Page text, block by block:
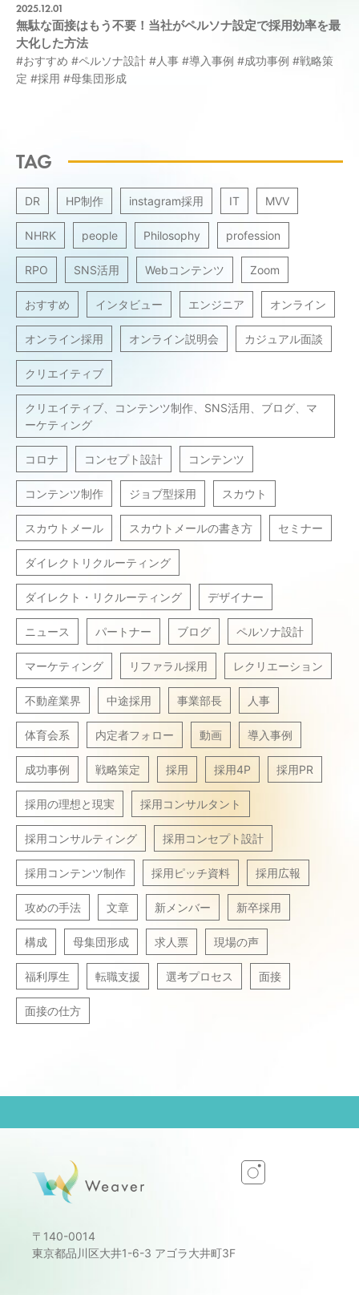
2025.12.01
無駄な面接はもう不要！当社がペルソナ設定で採用効率を最
大化した方法
#おすすめ #ペルソナ設計 #人事 #導入事例 #成功事例 #戦略策
定 #採用 #母集団形成
TAG
DR HP制作 instagram採用 IT MVV
NHRK people Philosophy profession
RPO SNS活用 Webコンテンツ Zoom
おすすめ インタビュー エンジニア オンライン
オンライン採用 オンライン説明会 カジュアル面談
クリエイティブ
クリエイティブ、コンテンツ制作、SNS活用、ブログ、マ
ーケティング
コロナ コンセプト設計 コンテンツ
コンテンツ制作 ジョブ型採用 スカウト
スカウトメール スカウトメールの書き方 セミナー
ダイレクトリクルーティング
ダイレクト・リクルーティング デザイナー
ニュース パートナー ブログ ペルソナ設計
マーケティング リファラル採用 レクリエーション
不動産業界 中途採用 事業部長 人事
体育会系 内定者フォロー 動画 導入事例
成功事例 戦略策定 採用 採用4P 採用PR
採用の理想と現実 採用コンサルタント
採用コンサルティング 採用コンセプト設計
採用コンテンツ制作 採用ピッチ資料 採用広報
攻めの手法 文章 新メンバー 新卒採用
構成 母集団形成 求人票 現場の声
福利厚生 転職支援 選考プロセス 面接
面接の仕方
〒140-0014
東京都品川区大井1-6-3 アゴラ大井町3F